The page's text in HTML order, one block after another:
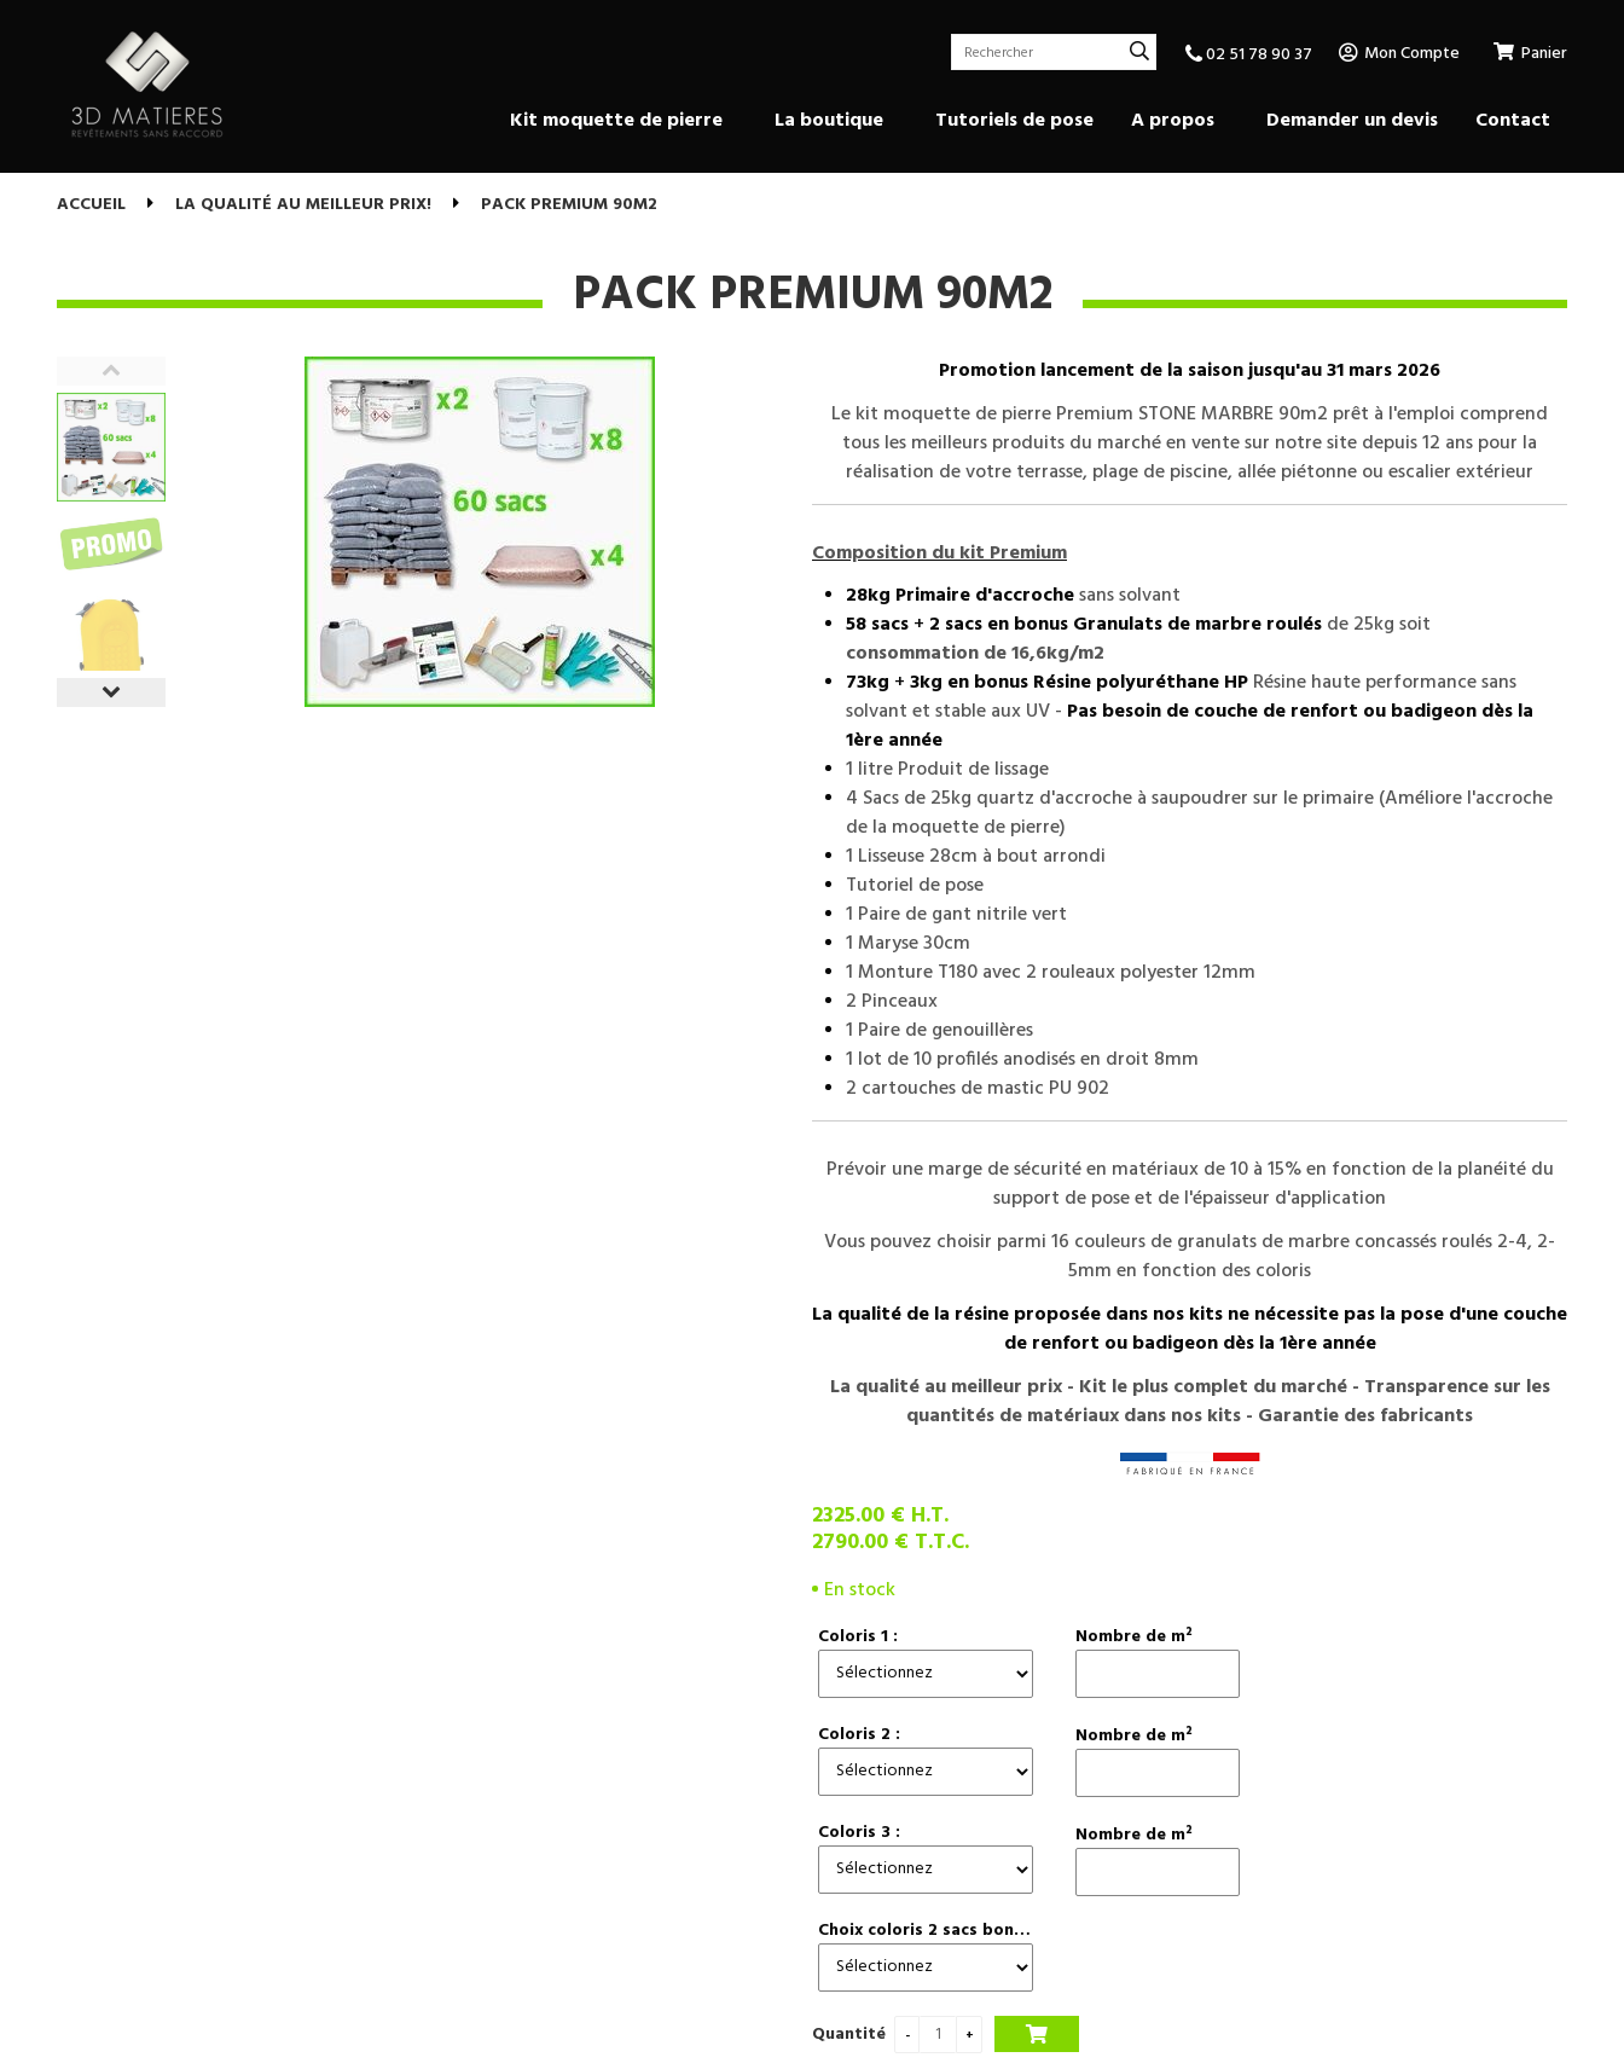
Mon Compte Panier
Kit moquette de pierre La boutique Tutoriels de pose A propos Demander un devis Contact
ACCUEIL LA QUALITÉ AU MEILLEUR PRIX! PACK PREMIUM 90M2
PACK PREMIUM 90M2
Promotion lancement de la saison jusqu'au 31 mars 2026
Le kit moquette de pierre Premium STONE MARBRE 90m2 prêt à l'emploi comprend
tous les meilleurs produits du marché en vente sur notre site depuis 12 ans pour la
réalisation de votre terrasse, plage de piscine, allée piétonne ou escalier extérieur
Composition du kit Premium
28kg Primaire d'accrochesans solvant
58 sacs+ 2 sacs en bonus Granulats de marbre roulésde 25kg soit
consommation de 16,6kg/m2
73kg +3kg en bonus Résine polyuréthane HPRésinehaute performance sans
solvant et stable aux UV - Pas besoin de couche de renfort ou badigeon dès la
1ère année
1 litre Produit de lissage
4 Sacs de 25kg quartz d'accroche à saupoudrer sur le primaire (Améliore l'accroche
de la moquette de pierre)
1 Lisseuse 28cm à bout arrondi
Tutoriel de pose
1 Paire de gant nitrile vert
1 Maryse 30cm
1 Monture T180 avec 2 rouleaux polyester 12mm
2 Pinceaux
1 Paire de genouillères
1 lot de 10 profilés anodisés en droit 8mm
2 cartouches de mastic PU 902
Prévoir une marge de sécurité en matériaux de 10 à 15% en fonction de la planéité du
support de pose et de l'épaisseur d'application
Vous pouvez choisir parmi 16 couleurs de granulats de marbre concassés roulés 2-4, 2-
5mm en fonction des coloris
La qualité de la résine proposée dans nos kits ne nécessite pas la pose d'une couche
de renfort ou badigeon dès la 1ère année
La qualité au meilleur prix - Kit le plus complet du marché - Transparence sur les
quantités de matériaux dans nos kits - Garantie des fabricants
2325.00 € H.T.
2790.00 € T.T.C.
En stock
Coloris 1 :
Coloris 2 :
Coloris 3 :
Choix coloris 2 sacs bonus :
Nombre de m²
Nombre de m²
Nombre de m²
Quantité
02 51 78 90 37